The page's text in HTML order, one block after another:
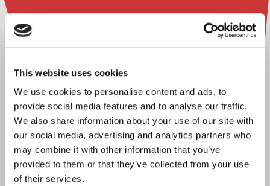
This website uses cookies
We use cookies to personalise content and ads, to
provide social media features and to analyse our traffic.
We also share information about your use of our site with
our social media, advertising and analytics partners who
may combine it with other information that you’ve
provided to them or that they’ve collected from your use
of their services.